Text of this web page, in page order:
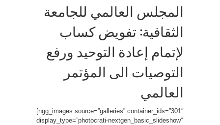
المجلس العالمي للجامعة
الثقافية: تفويض كساب
لإتمام إعادة التوحيد ورفع
التوصيات الى المؤتمر
العالمي
[ngg_images source=”galleries” container_ids=”301″
display_type=”photocrati-nextgen_basic_slideshow”